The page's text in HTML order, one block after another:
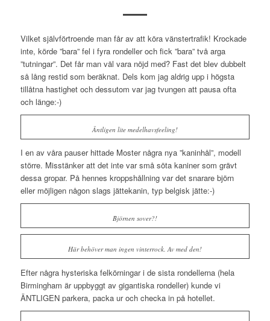
Vilket självförtroende man får av att köra vänstertrafik! Krockade
inte, körde ”bara” fel i fyra rondeller och fick ”bara” två arga
”tutningar”. Det får man väl vara nöjd med? Fast det blev dubbelt
så lång restid som beräknat. Dels kom jag aldrig upp i högsta
tillåtna hastighet och dessutom var jag tvungen att pausa ofta
och länge:-)
Äntligen lite medelhavsfeeling!
I en av våra pauser hittade Moster några nya ”kaninhål”, modell
större. Misstänker att det inte var små söta kaniner som grävt
dessa gropar. På hennes kroppshållning var det snarare björn
eller möjligen någon slags jättekanin, typ belgisk jätte:-)
Björnen sover?!
Här behöver man ingen vinterrock. Av med den!
Efter några hysteriska felkörningar i de sista rondellerna (hela
Birmingham är uppbyggt av gigantiska rondeller) kunde vi
ÄNTLIGEN parkera, packa ur och checka in på hotellet.